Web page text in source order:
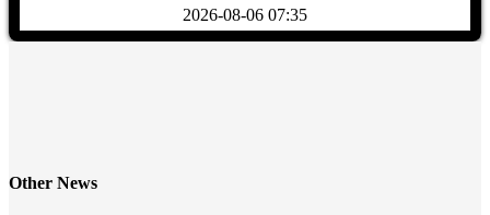
2026-08-06 07:35
Other News